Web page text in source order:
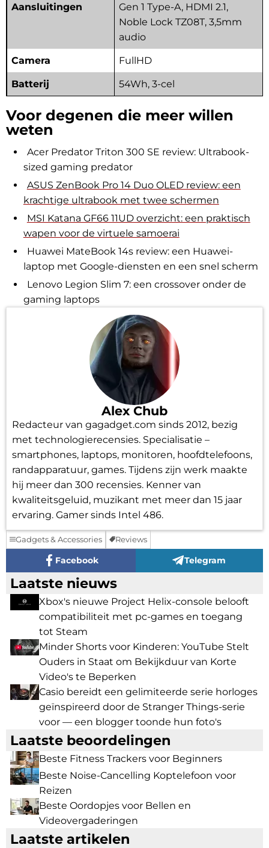
Aansluitingen
Gen 1 Type-A, HDMI 2.1,
Noble Lock TZ08T, 3,5mm
audio
Camera FullHD
Batterij 54Wh, 3-cel
Voor degenen die meer willen
weten
Acer Predator Triton 300 SE review: Ultrabook-
sized gaming predator
ASUS ZenBook Pro 14 Duo OLED review: een
krachtige ultrabook met twee schermen
MSI Katana GF66 11UD overzicht: een praktisch
wapen voor de virtuele samoerai
Huawei MateBook 14s review: een Huawei-
laptop met Google-diensten en een snel scherm
Lenovo Legion Slim 7: een crossover onder de
gaming laptops
Alex Chub
Redacteur van gagadget.com sinds 2012, bezig
met technologierecensies. Specialisatie –
smartphones, laptops, monitoren, hoofdtelefoons,
randapparatuur, games. Tijdens zijn werk maakte
hij meer dan 300 recensies. Kenner van
kwaliteitsgeluid, muzikant met meer dan 15 jaar
ervaring. Gamer sinds Intel 486.
Gadgets & Accessories Reviews
Facebook Telegram
Laatste nieuws
Xbox's nieuwe Project Helix-console belooft
compatibiliteit met pc-games en toegang
tot Steam
Minder Shorts voor Kinderen: YouTube Stelt
Ouders in Staat om Bekijkduur van Korte
Video's te Beperken
Casio bereidt een gelimiteerde serie horloges
geïnspireerd door de Stranger Things-serie
voor — een blogger toonde hun foto's
Laatste beoordelingen
Beste Fitness Trackers voor Beginners
Beste Noise-Cancelling Koptelefoon voor
Reizen
Beste Oordopjes voor Bellen en
Videovergaderingen
Laatste artikelen